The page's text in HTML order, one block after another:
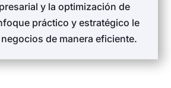
y la optimización de
práctico y estratégico le
de manera eficiente.